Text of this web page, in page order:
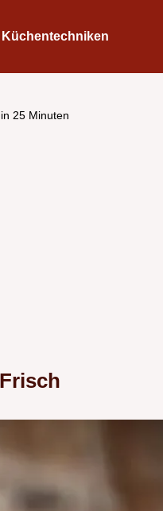
Küchentechniken
25 Minuten